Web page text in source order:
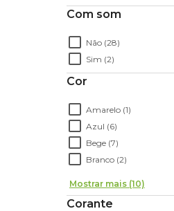
Com som
Não (28)
Sim (2)
Cor
Amarelo (1)
Azul (6)
Bege (7)
Branco (2)
Mostrar mais (10)
Corante